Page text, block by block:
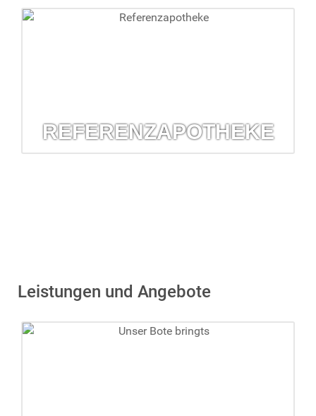
Beratung und Betreuung
REFERENZAPOTHEKE
Leistungen und Angebote